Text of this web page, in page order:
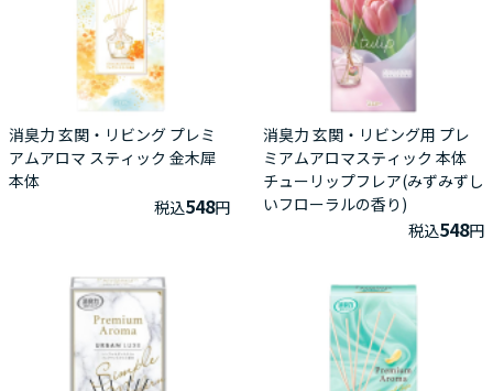
消臭力 玄関・リビング プレミ
アムアロマ スティック 金木犀
本体
税込548円
消臭力 玄関・リビング用 プレ
ミアムアロマスティック 本体
チューリップフレア(みずみずし
いフローラルの香り)
税込548円